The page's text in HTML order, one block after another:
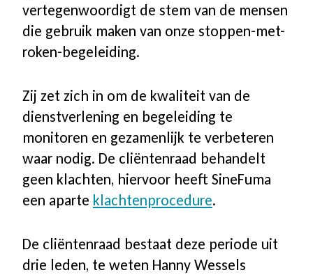
vertegenwoordigt de stem van de mensen
die gebruik maken van onze stoppen-met-
roken-begeleiding.
Zij zet zich in om de kwaliteit van de
dienstverlening en begeleiding te
monitoren en gezamenlijk te verbeteren
waar nodig. De cliëntenraad behandelt
geen klachten, hiervoor heeft SineFuma
een aparte klachtenprocedure.
De cliëntenraad bestaat deze periode uit
drie leden, te weten Hanny Wessels